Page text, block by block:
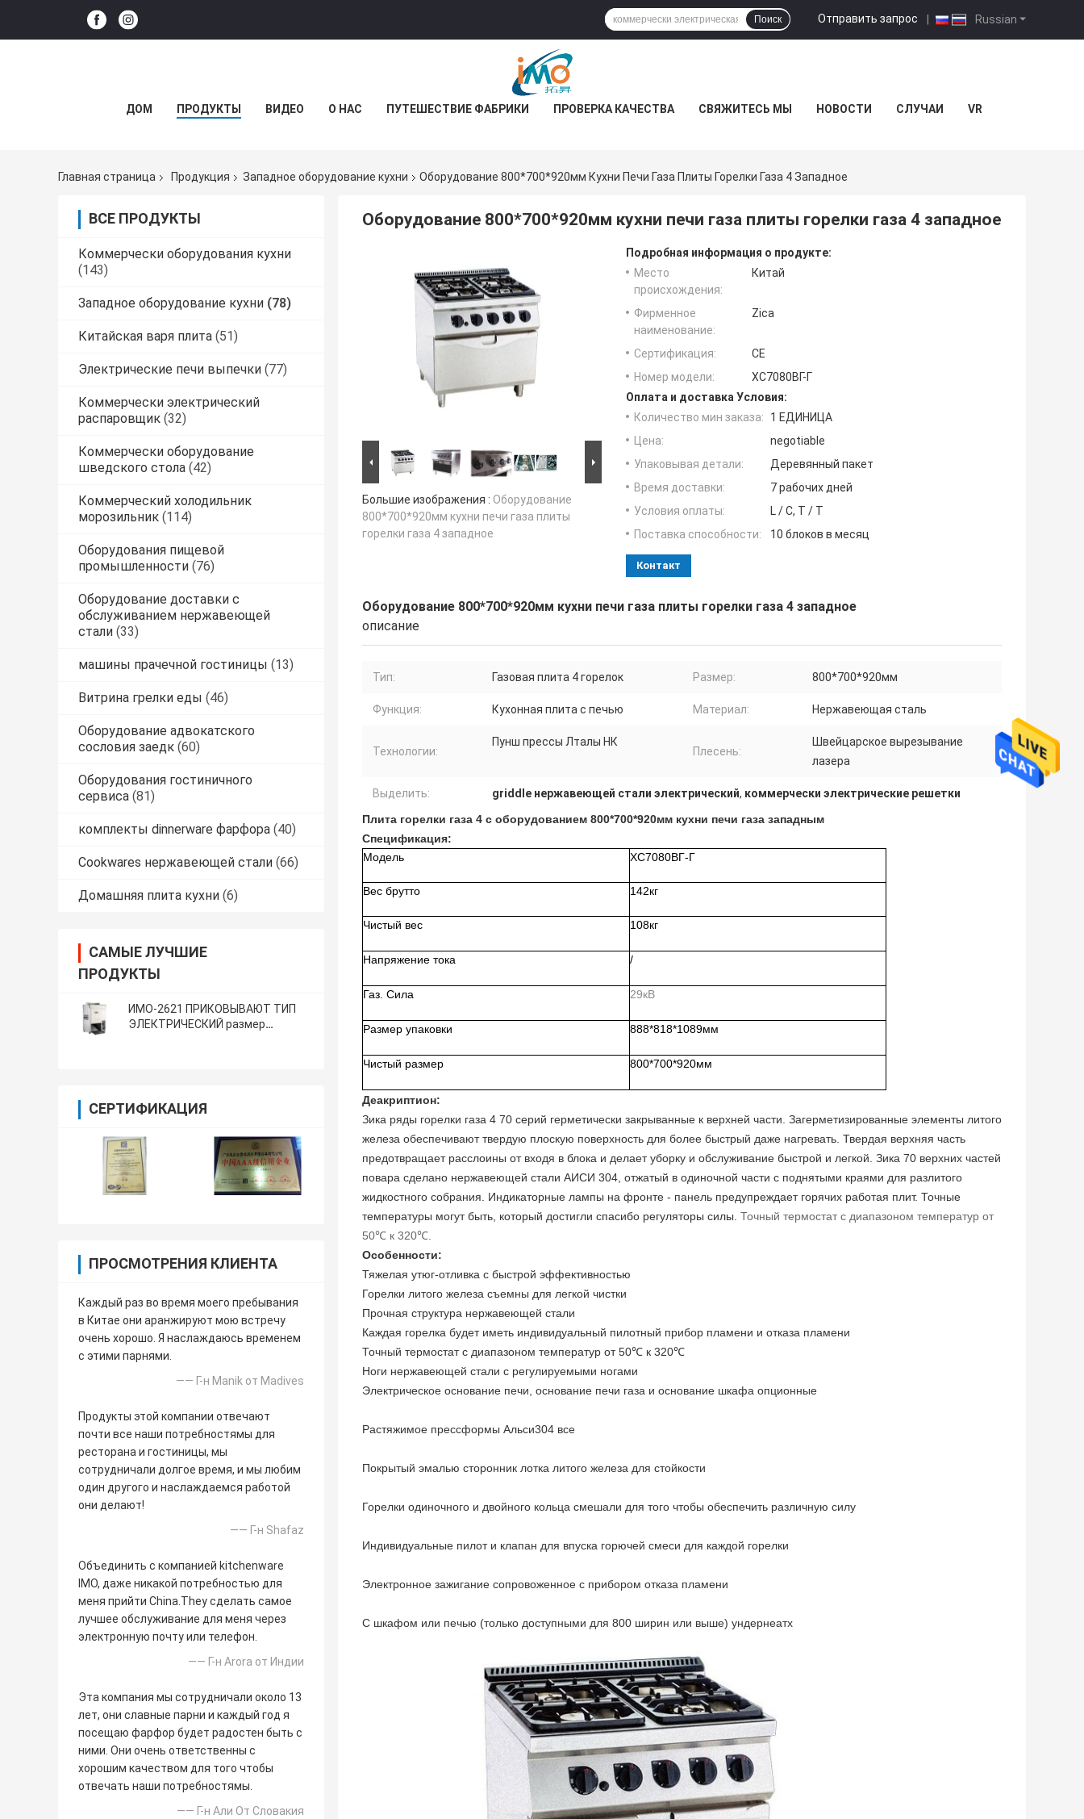
Russian
Отправить запрос |
Поиск
ДОМ ПРОДУКТЫ ВИДЕО О НАС ПУТЕШЕСТВИЕ ФАБРИКИ ПРОВЕРКА КАЧЕСТВА СВЯЖИТЕСЬ МЫ НОВОСТИ СЛУЧАИ VR
Главная страница Продукция Западное оборудование кухни Оборудование 800*700*920мм Кухни Печи Газа Плиты Горелки Газа 4 Западное
ВСЕ ПРОДУКТЫ
Коммерчески оборудования кухни
(143)
Западное оборудование кухни (78)
Китайская варя плита (51)
Электрические печи выпечки (77)
Коммерчески электрический
распаровщик (32)
Коммерчески оборудование
шведского стола (42)
Коммерческий холодильник
морозильник (114)
Оборудования пищевой
промышленности (76)
Оборудование доставки с
обслуживанием нержавеющей
стали (33)
машины прачечной гостиницы (13)
Витрина грелки еды (46)
Оборудование адвокатского
сословия заедк (60)
Оборудования гостиничного
сервиса (81)
комплекты dinnerware фарфора (40)
Cookwares нержавеющей стали (66)
Домашняя плита кухни (6)
САМЫЕ ЛУЧШИЕ
ПРОДУКТЫ
ИМО-2621 ПРИКОВЫВАЮТ ТИП
ЭЛЕКТРИЧЕСКИЙ размер
СЕРТИФИКАЦИЯ
ПРОСМОТРЕНИЯ КЛИЕНТА
Каждый раз во время моего пребывания
в Китае они аранжируют мою встречу
очень хорошо. Я наслаждаюсь временем
с этими парнями.
—— Г-н Manik от Madives
Продукты этой компании отвечают
почти все наши потребностямы для
ресторана и гостиницы, мы
сотрудничали долгое время, и мы любим
один другого и наслаждаемся работой
они делают!
—— Г-н Shafaz
Объединить с компанией kitchenware
IMO, даже никакой потребностью для
меня прийти China.They сделать самое
лучшее обслуживание для меня через
электронную почту или телефон.
—— Г-н Arora от Индии
Эта компания мы сотрудничали около 13
лет, они славные парни и каждый год я
посещаю фарфор будет радостен быть с
ними. Они очень ответственны с
хорошим качеством для того чтобы
отвечать наши потребностямы.
—— Г-н Али От Словакия
Оборудование 800*700*920мм кухни печи газа плиты горелки газа 4 западное
Большие изображения : Оборудование
800*700*920мм кухни печи газа плиты
горелки газа 4 западное
Подробная информация о продукте:
Место
происхождения:
Китай
Фирменное
наименование:
Zica
Сертификация:
CE
Номер модели:
ХС7080ВГ-Г
Оплата и доставка Условия:
Количество мин заказа:
1 ЕДИНИЦА
Цена:
negotiable
Упаковывая детали:
Деревянный пакет
Время доставки:
7 рабочих дней
Условия оплаты:
L / C, T / T
Поставка способности:
10 блоков в месяц
Контакт
Оборудование 800*700*920мм кухни печи газа плиты горелки газа 4 западное
описание
Тип: Газовая плита 4 горелок Размер: 800*700*920мм
Функция: Кухонная плита с печью Материал: Нержавеющая сталь
Технологии:
Пунш прессы Лталы НК
Плесень:
Швейцарское вырезывание
лазера
Выделить: griddle нержавеющей стали электрический, коммерчески электрические решетки
Плита горелки газа 4 с оборудованием 800*700*920мм кухни печи газа западным
Спецификация:
Модель
ХС7080ВГ-Г
Вес брутто 142кг
Чистый вес 108кг
Напряжение тока /
Газ. Сила 29кВ
Размер упаковки 888*818*1089мм
Чистый размер 800*700*920мм
Деакриптион:
Зика ряды горелки газа 4 70 серий герметически закрыванные к верхней части. Загерметизированные элементы литого
железа обеспечивают твердую плоскую поверхность для более быстрый даже нагревать. Твердая верхняя часть
предотвращает расслоины от входя в блока и делает уборку и обслуживание быстрой и легкой. Зика 70 верхних частей
повара сделано нержавеющей стали АИСИ 304, отжатый в одиночной части с поднятыми краями для разлитого
жидкостного собрания. Индикаторные лампы на фронте - панель предупреждает горячих работая плит. Точные
температуры могут быть, который достигли спасибо регуляторы силы. Точный термостат с диапазоном температур от
50℃ к 320℃.
Особенности:
Тяжелая утюг-отливка с быстрой эффективностью
Горелки литого железа съемны для легкой чистки
Прочная структура нержавеющей стали
Каждая горелка будет иметь индивидуальный пилотный прибор пламени и отказа пламени
Точный термостат с диапазоном температур от 50℃ к 320℃
Ноги нержавеющей стали с регулируемыми ногами
Электрическое основание печи, основание печи газа и основание шкафа опционные
Растяжимое прессформы Альси304 все
Покрытый эмалью сторонник лотка литого железа для стойкости
Горелки одиночного и двойного кольца смешали для того чтобы обеспечить различную силу
Индивидуальные пилот и клапан для впуска горючей смеси для каждой горелки
Электронное зажигание сопровоженное с прибором отказа пламени
С шкафом или печью (только доступными для 800 ширин или выше) ундернеатх